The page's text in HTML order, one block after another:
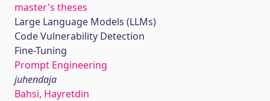
master's theses
Large Language Models (LLMs)
Code Vulnerability Detection
Fine-Tuning
Prompt Engineering
juhendaja
Bahsi, Hayretdin